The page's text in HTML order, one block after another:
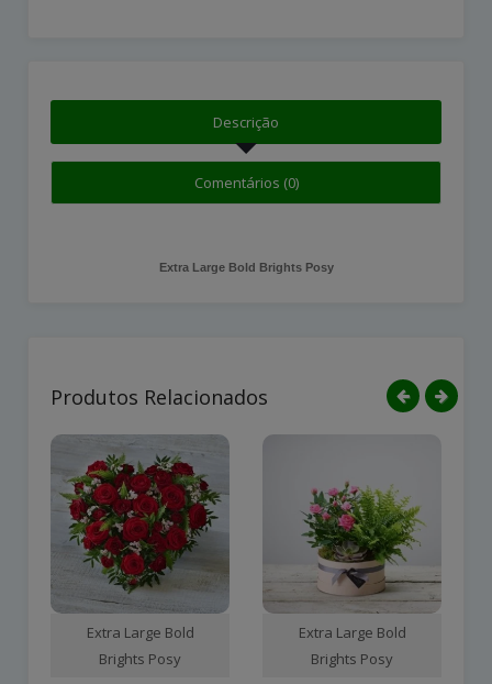
Descrição
Comentários (0)
Extra Large Bold Brights Posy
Produtos Relacionados
Extra Large Bold
Brights Posy
Extra Large Bold
Brights Posy